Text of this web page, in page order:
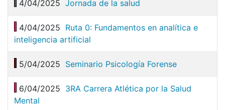
4/04/2025 Jornada de la salud
4/04/2025 Ruta 0: Fundamentos en analítica e
inteligencia artificial
5/04/2025 Seminario Psicología Forense
6/04/2025 3RA Carrera Atlética por la Salud
Mental